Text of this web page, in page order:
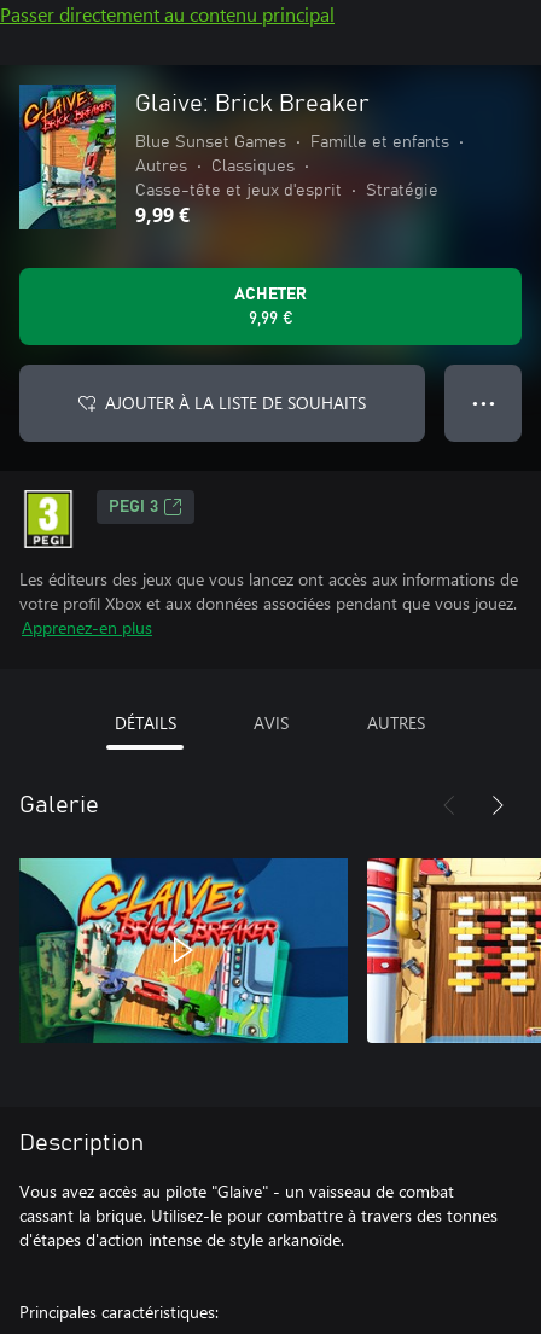
Passer directement au contenu principal
Glaive: Brick Breaker
Blue Sunset Games • Famille et enfants
•
Autres
• Classiques
•
Casse-tête et jeux d'esprit
• Stratégie
9,99 €
ACHETER
9,99 €
AJOUTER À LA LISTE DE SOUHAITS ● ● ●
PEGI 3
Les éditeurs des jeux que vous lancez ont accès aux informations de
votre profil Xbox et aux données associées pendant que vous jouez.
Apprenez-en plus
DÉTAILS AVIS AUTRES
Galerie
Description
Vous avez accès au pilote "Glaive" - ​​un vaisseau de combat
cassant la brique. Utilisez-le pour combattre à travers des tonnes
d'étapes d'action intense de style arkanoïde.
Principales caractéristiques: